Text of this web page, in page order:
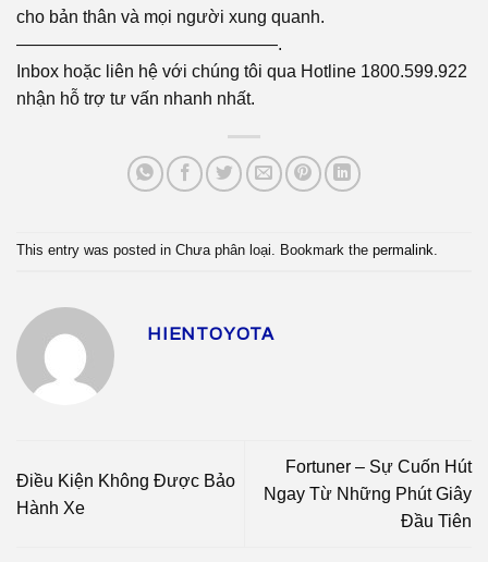
cho bản thân và mọi người xung quanh.
———————————————.
Inbox hoặc liên hệ với chúng tôi qua Hotline 1800.599.922
nhận hỗ trợ tư vấn nhanh nhất.
This entry was posted in Chưa phân loại. Bookmark the permalink.
HIENTOYOTA
Điều Kiện Không Được Bảo
Hành Xe
Fortuner – Sự Cuốn Hút
Ngay Từ Những Phút Giây
Đầu Tiên